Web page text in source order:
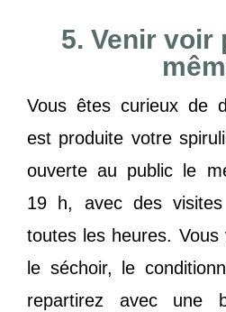
5. Venir voir
Vous êtes curieux de
est produite votre
ouverte au public le
19 h, avec des visites
toutes les heures. Vous
le séchoir, le
repartirez avec une